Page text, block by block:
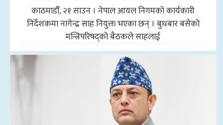
काठमाडौँ, २१ साउन । नेपाल आयल निगमको कार्यकारी
निर्देशकमा नागेन्द्र साह नियुक्त भएका छन् । बुधबार बसेको
मन्त्रिपरिषद्को बैठकले साहलाई